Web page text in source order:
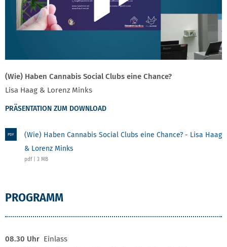
(Wie) Haben Cannabis Social Clubs eine Chance?
Lisa Haag & Lorenz Minks
PRÄSENTATION ZUM DOWNLOAD
PDF
(Wie) Haben Cannabis Social Clubs eine Chance? - Lisa Haag
& Lorenz Minks
pdf | 3 MB
"LANGER TAG DES HANFES"
PROGRAMM
08.30 Uhr Einlass